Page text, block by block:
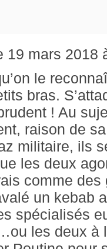
19 mars 2018
le
bras.
! Au
raison de
militaire, ils
les deux
comme
un kebab
spécialisés
les deux à